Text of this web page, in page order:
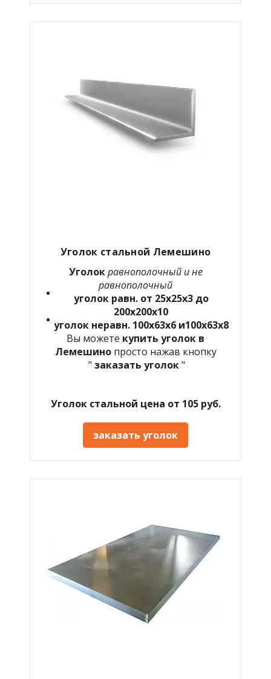
Уголок стальной Лемешино
Уголокравнополочный и не
равнополочный
уголок равн. от 25х25х3 до
200х200х10
уголок неравн. 100х63х6 и100х63х8
Вы можете купить уголок в
Лемешино просто нажав кнопку
" заказать уголок"
Уголок стальной цена от 105 руб.
заказать уголок